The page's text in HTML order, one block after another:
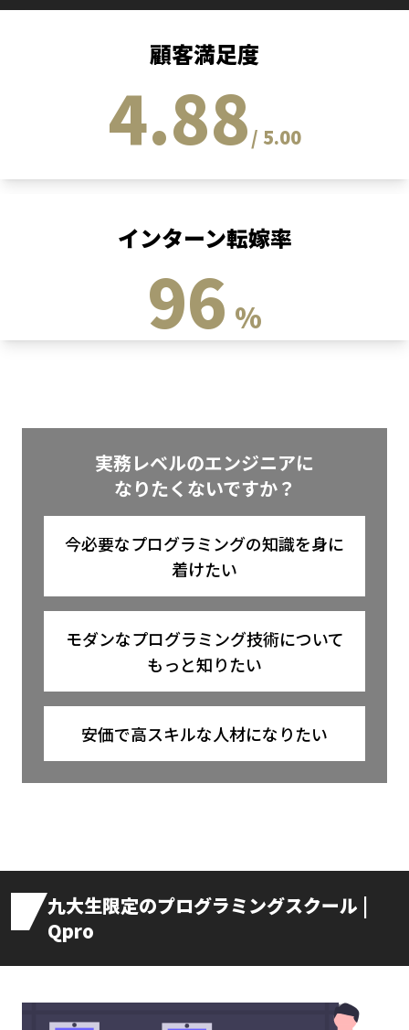
顧客満足度
4.88/ 5.00
インターン転嫁率
96 %
実務レベルのエンジニアに
なりたくないですか？
今必要なプログラミングの知識を身に
着けたい
モダンなプログラミング技術について
もっと知りたい
安価で高スキルな人材になりたい
九大生限定のプログラミングスクール |
Qpro